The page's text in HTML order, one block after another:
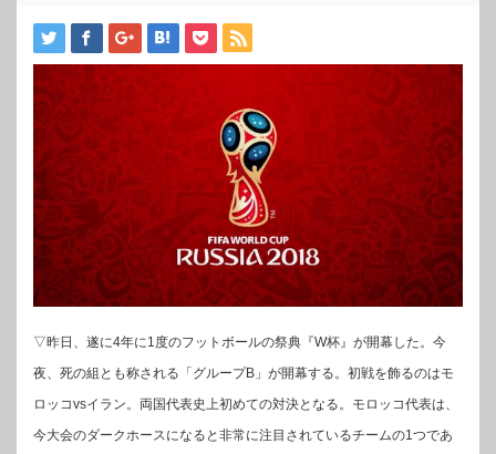
▽昨日、遂に4年に1度のフットボールの祭典『W杯』が開幕した。今
夜、死の組とも称される「グループB」が開幕する。初戦を飾るのはモ
ロッコvsイラン。両国代表史上初めての対決となる。モロッコ代表は、
今大会のダークホースになると非常に注目されているチームの1つであ